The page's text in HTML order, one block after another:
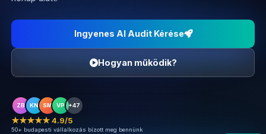
Ingyenes AI Audit Kérése
Hogyan működik?
ZB KN SM VP +47
★★★★★ 4.9/5
50+ budapesti vállalkozás bízott meg bennünk